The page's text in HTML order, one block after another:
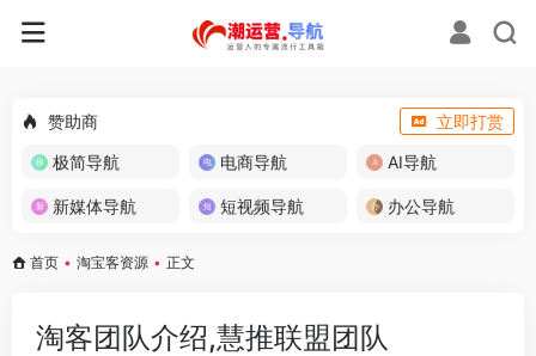
赞助商
立即打赏
极简导航
电商导航 AI导航
新媒体导航 短视频导航 办公导航
首页 • 淘宝客资源 • 正文
淘客团队介绍,慧推联盟团队